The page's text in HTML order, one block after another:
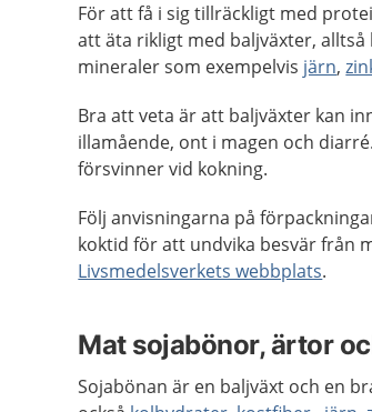
För att få i sig tillräckligt med
att äta rikligt med baljväxter,
mineraler som exempelvis järn,
Bra att veta är att baljväxter kan
illamående, ont i magen och
försvinner vid kokning.
Följ anvisningarna på
koktid för att undvika besvär från
Livsmedelsverkets webbplats.
Mat sojabönor, ärtor
Sojabönan är en baljväxt och en